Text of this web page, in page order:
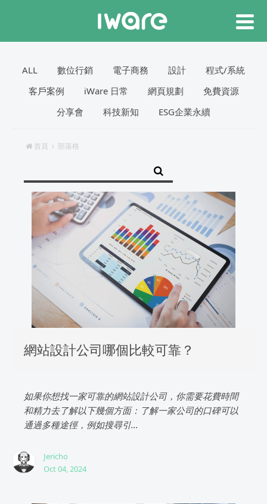
ALL 數位行銷 電子商務 設計
程式/系統
客戶案例
iWare 日常 網頁規劃
免費資源
分享會
科技新知 ESG企業永續
首頁 部落格
網站設計公司哪個比較可靠？
如果你想找一家可靠的網站設計公司，你需要花費時間
和精力去了解以下幾個方面：了解一家公司的口碑可以
通過多種途徑，例如搜尋引...
Jericho
Oct 04, 2024